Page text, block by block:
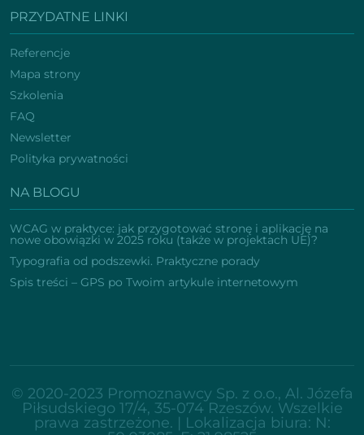
PRZYDATNE LINKI
Referencje
Mapa strony
Szkolenia
FAQ
Newsletter
Polityka prywatności
NA BLOGU
WCAG w praktyce: jak przygotować stronę i aplikację na
nowe obowiązki w 2025 roku (także w projektach UE)?
Typografia od podszewki. Praktyczne porady
Spis treści – GPS po Twoim artykule internetowym
© 2020-2023 Promoznawcy Sp. z o.o., Al. Józefa
Piłsudskiego 17/4, 35-074 Rzeszów. Wszelkie
prawa zastrzeżone. | Lokalizacja biura: N: